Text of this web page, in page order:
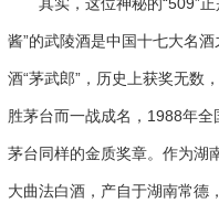
酱”的武陵酒是中国十七大名
酒“茅武郎”，历史上获奖无数
胜茅台而一战成名，1988年
茅台同样的金质奖章。作为湖
大曲法白酒，产自于湖南常德